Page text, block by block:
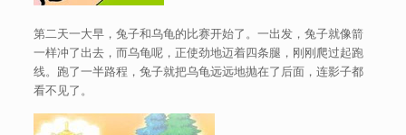
第二天一大早，兔子和乌龟的比赛开始了。一出发，兔子就像箭
一样冲了出去，而乌龟呢，正使劲地迈着四条腿，刚刚爬过起跑
线。跑了一半路程，兔子就把乌龟远远地抛在了后面，连影子都
看不见了。